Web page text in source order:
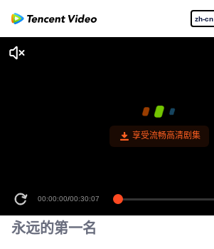
zh-cn
享受流畅高清剧集
00:00:00/00:30:07
永远的第一名